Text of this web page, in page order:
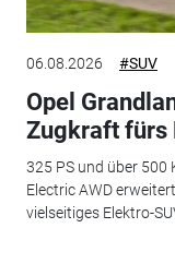
06.08.2026 #SUV
Opel
Zugkraft fürs
325 PS und über 500
Electric AWD
vielseitiges Elektro-